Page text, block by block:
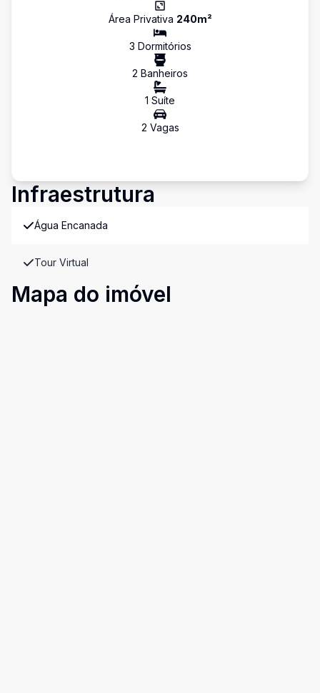
Área Privativa 240m²
3 Dormitórios
2 Banheiros
1 Suíte
2 Vagas
Infraestrutura
Água Encanada
Tour Virtual
Mapa do imóvel